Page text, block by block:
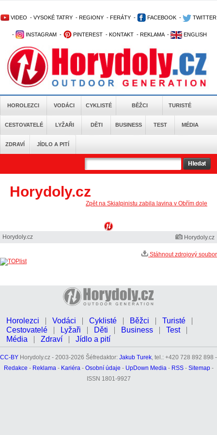
VIDEO - VYSOKÉ TATRY - REGIONY - FERÁTY - FACEBOOK - TWITTER
- INSTAGRAM - PINTEREST - KONTAKT - REKLAMA - ENGLISH
HOROLEZCI VODÁCI CYKLISTÉ BĚŽCI TURISTÉ
CESTOVATELÉ LYŽAŘI DĚTI BUSINESS TEST MÉDIA
ZDRAVÍ JÍDLO A PITÍ
Horydoly.cz
Zpět na Skialpinistu zabila lavina v Obřím dole
Horydoly.cz Horydoly.cz
Stáhnout zdrojový soubor
Horolezci Vodáci Cyklisté Běžci
Turisté
Cestovatelé
Lyžaři Děti Business
Test
Média
Zdraví Jídlo a pití
CC-BY Horydoly.cz - 2003-2026 Šéfredaktor: Jakub Turek, tel.: +420 728 892 898 -
Redakce - Reklama- Kariéra- Osobní údaje - UpDown Media- RSS- Sitemap-
ISSN 1801-9927